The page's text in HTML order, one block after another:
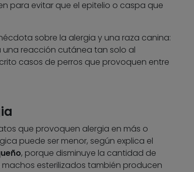
para evitar que el epitelio o caspa que
sobre la alergia y una raza canina:
una reacción cutánea tan solo al
casos de perros que provoquen entre
que provoquen alergia en más o
puede ser menor, según explica el
, porque disminuye la cantidad de
esterilizados también producen